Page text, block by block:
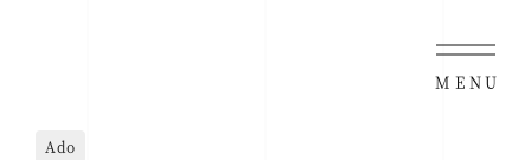
MENU
Ado